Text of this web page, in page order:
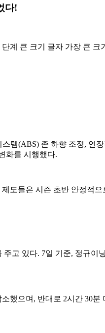
다!
단계 큰 크기 글자 가장 큰 크
(ABS) 존 하향 조정, 연
화를 시행했다.
도들은 시즌 초반 안정적
고 있다. 7일 기준, 정규
했으며, 반대로 2시간 30